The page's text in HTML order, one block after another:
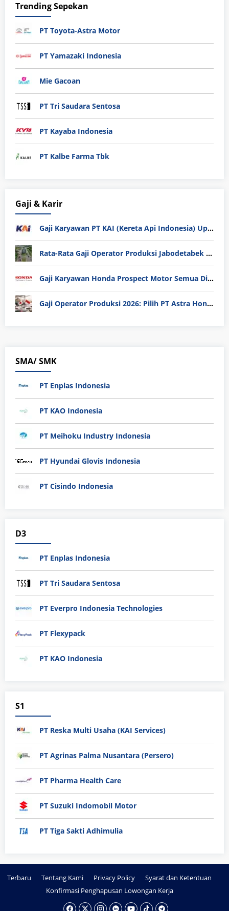
Trending Sepekan
PT Toyota-Astra Motor
PT Yamazaki Indonesia
Mie Gacoan
PT Tri Saudara Sentosa
PT Kayaba Indonesia
PT Kalbe Farma Tbk
Gaji & Karir
Gaji Karyawan PT KAI (Kereta Api Indonesia) Update 2025
Rata-Rata Gaji Operator Produksi Jabodetabek 2025: Bedah Tuntas UMK, Lemburan, dan Realita Hidup Buruh
Gaji Karyawan Honda Prospect Motor Semua Divisi
Gaji Operator Produksi 2026: Pilih PT Astra Honda Motor (AHM) atau Manufaktur di Jepang?
SMA/ SMK
PT Enplas Indonesia
PT KAO Indonesia
PT Meihoku Industry Indonesia
PT Hyundai Glovis Indonesia
PT Cisindo Indonesia
D3
PT Enplas Indonesia
PT Tri Saudara Sentosa
PT Everpro Indonesia Technologies
PT Flexypack
PT KAO Indonesia
S1
PT Reska Multi Usaha (KAI Services)
PT Agrinas Palma Nusantara (Persero)
PT Pharma Health Care
PT Suzuki Indomobil Motor
PT Tiga Sakti Adhimulia
Terbaru Tentang Kami Privacy Policy
Syarat dan Ketentuan
Konfirmasi Penghapusan Lowongan Kerja